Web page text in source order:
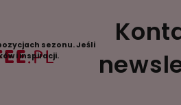
sezonu. Jeśli
i inspiracji.